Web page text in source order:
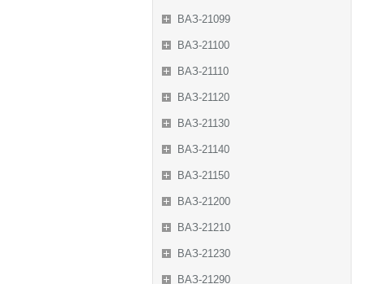
ВАЗ-21099
ВАЗ-21100
ВАЗ-21110
ВАЗ-21120
ВАЗ-21130
ВАЗ-21140
ВАЗ-21150
ВАЗ-21200
ВАЗ-21210
ВАЗ-21230
ВАЗ-21290